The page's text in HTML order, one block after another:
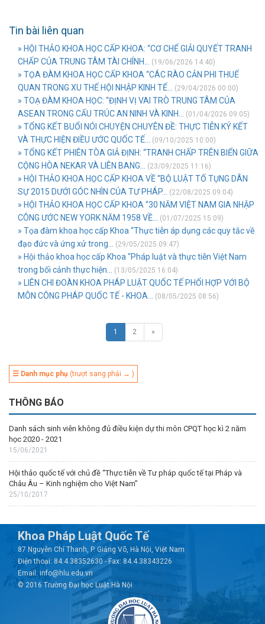
Tin bài liên quan
» HỘI THẢO KHOA HỌC CẤP KHOA: “CƠ CHẾ GIẢI QUYẾT TRANH
CHẤP CỦA TRUNG TÂM TÀI CHÍNH...
(19/06/2026 14:40)
» TỌA ĐÀM KHOA HỌC CẤP KHOA “CÁC RÀO CẢN PHI THUẾ
QUAN TRONG XU THẾ HỘI NHẬP KINH TẾ...
(29/04/2026 00:00)
» TOẠ ĐÀM KHOA HỌC: “ĐỊNH VỊ VAI TRÒ TRUNG TÂM CỦA
ASEAN TRONG CẤU TRÚC AN NINH VÀ KINH...
(01/04/2026 09:05)
» TỔNG KẾT BUỔI NÓI CHUYỆN CHUYÊN ĐỀ: THỰC TIỄN KÝ KẾT
VÀ THỰC HIỆN ĐIỀU ƯỚC QUỐC TẾ...
(09/10/2025 10:00)
» TỔNG KẾT PHIÊN TÒA GIẢ ĐỊNH: “TRANH CHẤP TRÊN BIỂN GIỮA
CỘNG HÒA NEKAR VÀ LIÊN BANG...
(23/09/2025 11:16)
» HỘI THẢO KHOA HỌC CẤP KHOA VỀ “BỘ LUẬT TỐ TỤNG DÂN
SỰ 2015 DƯỚI GÓC NHÌN CỦA TƯ PHÁP...
(22/08/2025 09:04)
» HỘI THẢO KHOA HỌC CẤP KHOA “30 NĂM VIỆT NAM GIA NHẬP
CÔNG ƯỚC NEW YORK NĂM 1958 VỀ...
(01/07/2025 15:09)
» Tọa đàm khoa học cấp Khoa “Thực tiễn áp dụng các quy tắc về
đạo đức và ứng xử trong...
(29/05/2025 09:47)
» Hội thảo khoa học cấp Khoa “Pháp luật và thực tiễn Việt Nam
trong bối cảnh thực hiện...
(13/05/2025 16:04)
» LIÊN CHI ĐOÀN KHOA PHÁP LUẬT QUỐC TẾ PHỐI HỢP VỚI BỘ
MÔN CÔNG PHÁP QUỐC TẾ - KHOA...
(08/05/2025 08:56)
1 2 »
☰ Danh mục phụ (trượt sang phải → )
THÔNG BÁO
Danh sách sinh viên không đủ điều kiện dự thi môn CPQT học kì 2 năm
học 2020 - 2021
15/06/2021
Hội thảo quốc tế với chủ đề “Thực tiễn về Tư pháp quốc tế tại Pháp và
Châu Âu – Kinh nghiệm cho Việt Nam”
25/10/2017
Khoa Pháp Luật Quốc Tế
87 Nguyễn Chí Thanh, P. Giảng Võ, Hà Nội, Việt Nam
Điện thoại: 84.4.38352630 - Fax: 84.4.38343226
Email: info@hlu.edu.vn
© 2016 Trường Đại học Luật Hà Nội